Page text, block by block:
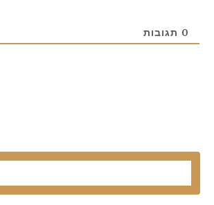
0 תגובות